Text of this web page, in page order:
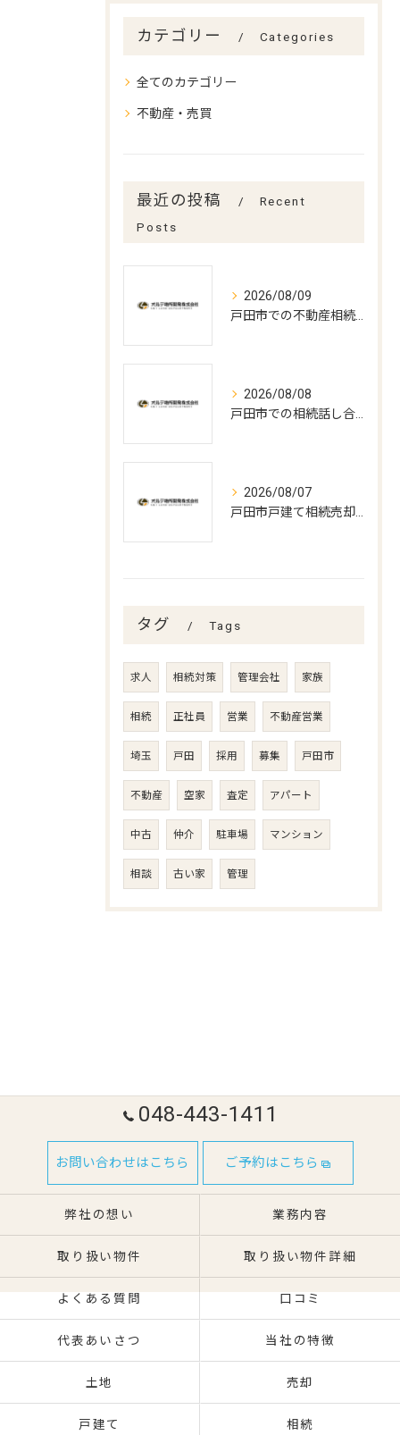
カテゴリー Categories
全てのカテゴリー
不動産・売買
最近の投稿
Recent
Posts
2026/08/09
2026/08/08
2026/08/07
タグ Tags
求人 相続対策 管理会社 家族
相続 正社員 営業 不動産営業
埼玉 戸田 採用 募集 戸田市
不動産 空家 査定 アパート
中古 仲介 駐車場 マンション
相談 古い家 管理
048-443-1411
お問い合わせはこちら ご予約はこちら
弊社の想い 業務内容
取り扱い物件 取り扱い物件詳細
よくある質問 口コミ
代表あいさつ 当社の特徴
土地 売却
戸建て 相続